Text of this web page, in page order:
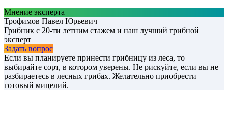
Мнение эксперта
Трофимов Павел Юрьевич
Грибник с 20-ти летним стажем и наш лучший грибной
эксперт
Задать вопрос
Если вы планируете принести грибницу из леса, то
выбирайте сорт, в котором уверены. Не рискуйте, если вы не
разбираетесь в лесных грибах. Желательно приобрести
готовый мицелий.